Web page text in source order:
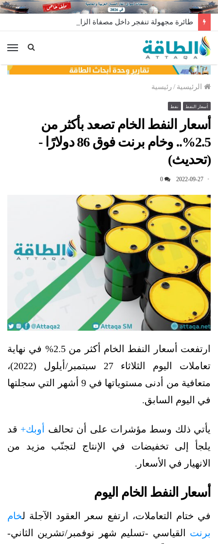
الرئيسية /رئيسية
أسعار النفط نفط
أسعار النفط الخام تصعد بأكثر من
2.5%.. وخام برنت فوق 86 دولارًا -
(تحديث)
2022-09-27
0
ارتفعت أسعار النفط الخام أكثر من 2.5% في نهاية
تعاملات اليوم الثلاثاء 27 سبتمبر/أيلول (2022)،
متعافية من أدنى مستوياتها في 9 أشهر التي سجلتها
في اليوم السابق.
يأتي ذلك وسط مؤشرات على أن تحالف أوبك+ قد
يلجأ إلى تخفيضات في الإنتاج لتجنّب مزيد من
الانهيار في الأسعار.
أسعار النفط الخام اليوم
في ختام التعاملات، ارتفع سعر العقود الآجلة لخام
برنت القياسي -تسليم شهر نوفمبر/تشرين الثاني-